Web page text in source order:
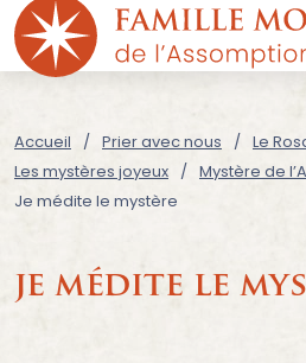
Accueil Prier avec nous
Le
Les mystères joyeux
Mystère de
Je médite le mystère
je médite le